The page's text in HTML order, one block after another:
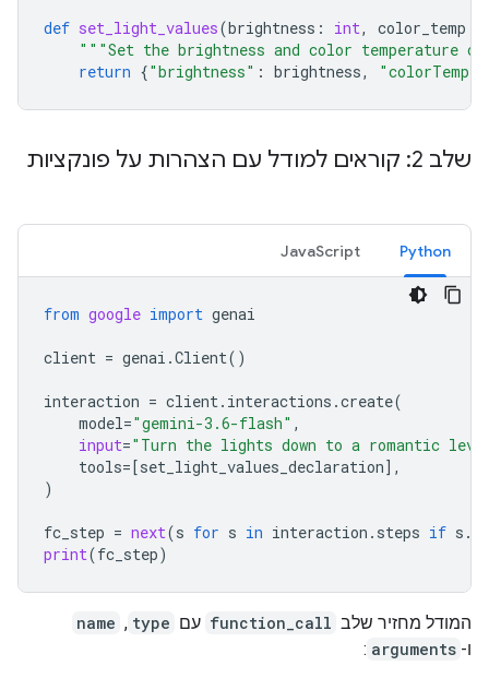
def set_light_values(brightness : int, color_temp
"""Set the brightness and color temperature
return {"brightness" : brightness,
שלב 2: קוראים למודל עם הצהרות על פונקציות
Python
JavaScript
from google import genai
client = genai .Client()
interaction = client. interactions .create(
model="gemini-3.6-flash" ,
input="Turn the lights down to a romantic
tools= [set_light_values_declaration],
)
fc_step = next(s for s in interaction . steps if s .
print(fc_step)
המודל מחזיר שלב function_call עם type
,
name
ו- arguments
: